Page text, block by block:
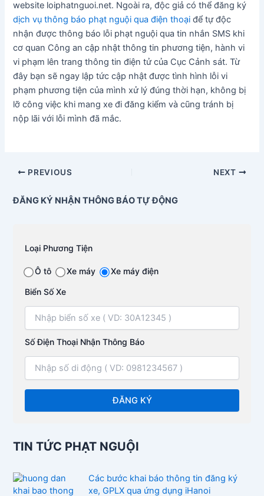
website loiphatnguoi.net. Ngoài ra, độc giả có thể đăng ký
dịch vụ thông báo phạt nguội qua điện thoại để tự độc
nhận được thông báo lỗi phạt nguội qua tin nhắn SMS khi
cơ quan Công an cập nhật thông tin phương tiện, hành vi
vi phạm lên trang thông tin điện tử của Cục Cảnh sát. Từ
đây bạn sẽ ngay lập tức cập nhật được tình hình lỗi vi
phạm phương tiện của mình xử lý đúng thời hạn, không bị
lỡ công việc khi mang xe đi đăng kiểm và cũng tránh bị
nộp lãi với lỗi mình đã mắc.
PREVIOUS NEXT
ĐĂNG KÝ NHẬN THÔNG BÁO TỰ ĐỘNG
Loại Phương Tiện
Ô tô Xe máy Xe máy điện
Biển Số Xe
Số Điện Thoại Nhận Thông Báo
TIN TỨC PHẠT NGUỘI
Các bước khai báo thông tin đăng ký
xe, GPLX qua ứng dụng iHanoi